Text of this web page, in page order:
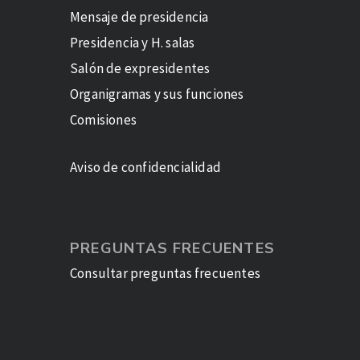
Mensaje de presidencia
Presidencia y H. salas
Salón de expresidentes
Organigramas y sus funciones
Comisiones
Aviso de confidencialidad
PREGUNTAS FRECUENTES
Consultar preguntas frecuentes